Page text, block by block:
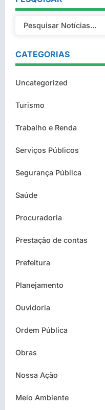
CATEGORIAS
Uncategorized
Turismo
Trabalho e Renda
Serviços Públicos
Segurança Pública
Saúde
Procuradoria
Prestação de contas
Prefeitura
Planejamento
Ouvidoria
Ordem Pública
Obras
Nossa Ação
Meio Ambiente